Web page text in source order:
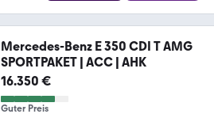
Mercedes-Benz E 350 CDI T AMG
SPORTPAKET | ACC | AHK
16.350 €
Guter Preis